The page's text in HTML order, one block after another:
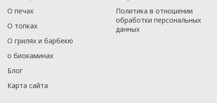
О печах
О топках
О грилях и барбекю
о биокаминах
Блог
Карта сайта
Политика в отношении
обработки персональных
данныx